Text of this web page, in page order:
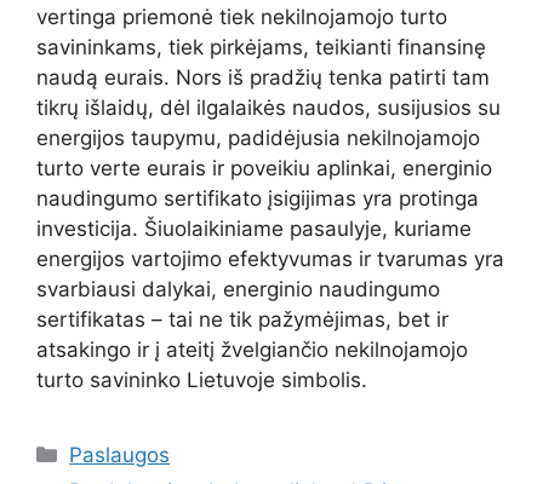
vertinga priemonė tiek nekilnojamojo turto
savininkams, tiek pirkėjams, teikianti finansinę
naudą eurais. Nors iš pradžių tenka patirti tam
tikrų išlaidų, dėl ilgalaikės naudos, susijusios su
energijos taupymu, padidėjusia nekilnojamojo
turto verte eurais ir poveikiu aplinkai, energinio
naudingumo sertifikato įsigijimas yra protinga
investicija. Šiuolaikiniame pasaulyje, kuriame
energijos vartojimo efektyvumas ir tvarumas yra
svarbiausi dalykai, energinio naudingumo
sertifikatas – tai ne tik pažymėjimas, bet ir
atsakingo ir į ateitį žvelgiančio nekilnojamojo
turto savininko Lietuvoje simbolis.
Kategorijos
Paslaugos